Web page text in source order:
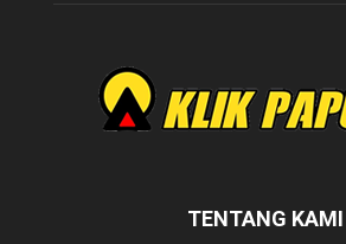
TENTANG KAMI